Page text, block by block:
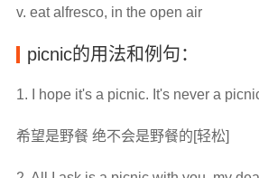
v. eat alfresco, in the open air
picnic的用法和例句：
1. I hope it's a picnic. It's never a
希望是野餐 绝不会是野餐的[轻松]